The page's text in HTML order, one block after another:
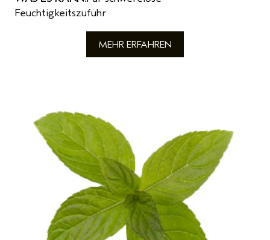
Feuchtigkeitszufuhr
MEHR ERFAHREN